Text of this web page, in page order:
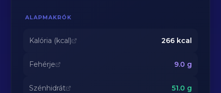
ALAPMAKRÓK
Kalória (kcal) 266kcal
Fehérje 9.0 g
Szénhidrát 51.0 g